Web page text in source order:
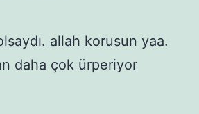
allah korusun yaa.
daha çok ürperiyor